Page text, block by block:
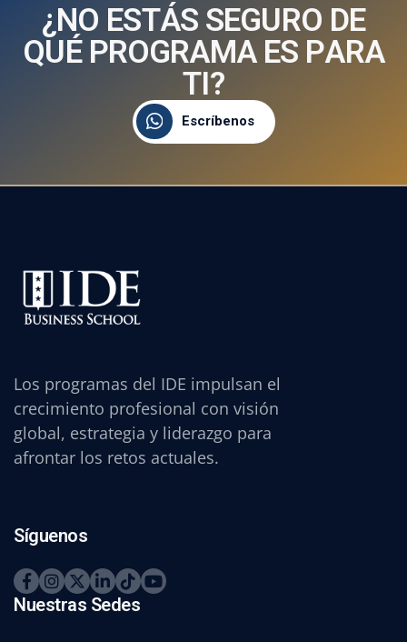
¿NO ESTÁS SEGURO DE
QUÉ PROGRAMA ES PARA
TI?
Escríbenos
Los programas del IDE impulsan el
crecimiento profesional con visión
global, estrategia y liderazgo para
afrontar los retos actuales.
Síguenos
Nuestras Sedes